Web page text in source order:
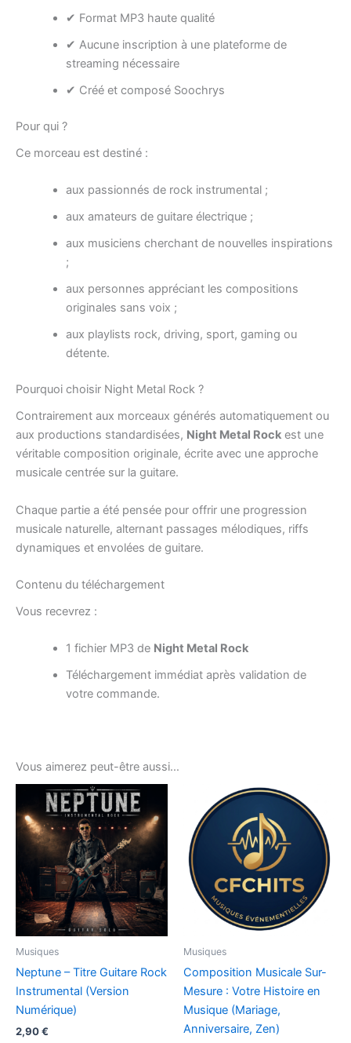
✔ Format MP3 haute qualité
✔ Aucune inscription à une plateforme de
streaming nécessaire
✔ Créé et composé Soochrys
Pour qui ?
Ce morceau est destiné :
aux passionnés de rock instrumental ;
aux amateurs de guitare électrique ;
aux musiciens cherchant de nouvelles inspirations
;
aux personnes appréciant les compositions
originales sans voix ;
aux playlists rock, driving, sport, gaming ou
détente.
Pourquoi choisir Night Metal Rock ?
Contrairement aux morceaux générés automatiquement ou
aux productions standardisées, Night Metal Rock est une
véritable composition originale, écrite avec une approche
musicale centrée sur la guitare.
Chaque partie a été pensée pour offrir une progression
musicale naturelle, alternant passages mélodiques, riffs
dynamiques et envolées de guitare.
Contenu du téléchargement
Vous recevrez :
1 fichier MP3 de Night Metal Rock
Téléchargement immédiat après validation de
votre commande.
Vous aimerez peut-être aussi…
Musiques
Neptune – Titre Guitare Rock
Instrumental (Version
Numérique)
2,90€
Musiques
Composition Musicale Sur-
Mesure : Votre Histoire en
Musique (Mariage,
Anniversaire, Zen)